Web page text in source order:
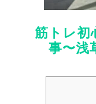
筋トレ初
事〜浅